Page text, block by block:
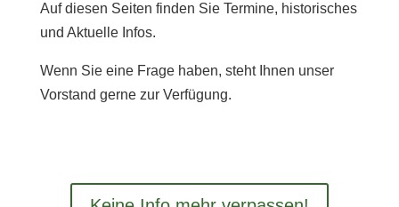
Auf diesen Seiten finden Sie Termine, historisches
und Aktuelle Infos.
Wenn Sie eine Frage haben, steht Ihnen unser
Vorstand gerne zur Verfügung.